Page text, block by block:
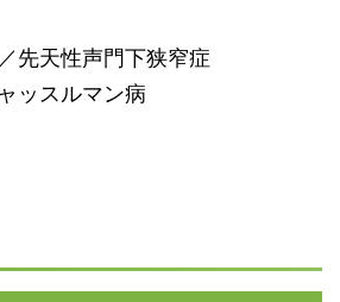
先天性声門下狭窄症
ッスルマン病